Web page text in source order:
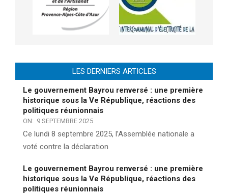
LES DERNIERS ARTICLES
Le gouvernement Bayrou renversé : une première
historique sous la Ve République, réactions des
politiques réunionnais
ON: 9 SEPTEMBRE 2025
Ce lundi 8 septembre 2025, l’Assemblée nationale a
voté contre la déclaration
Le gouvernement Bayrou renversé : une première
historique sous la Ve République, réactions des
politiques réunionnais